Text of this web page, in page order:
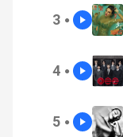
3 ●
4 ●
5 ●